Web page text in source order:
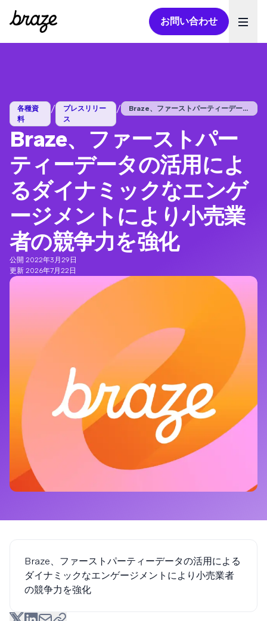
お問い合わせ
各種資
料
/
プレスリリー
ス
/ Braze、ファーストパーティーデータの...
Braze、ファーストパー
ティーデータの活用によ
るダイナミックなエンゲ
ージメントにより小売業
者の競争力を強化
公開 2022年3月29日
更新 2026年7月22日
Braze、ファーストパーティーデータの活用による
ダイナミックなエンゲージメントにより小売業者
の競争力を強化